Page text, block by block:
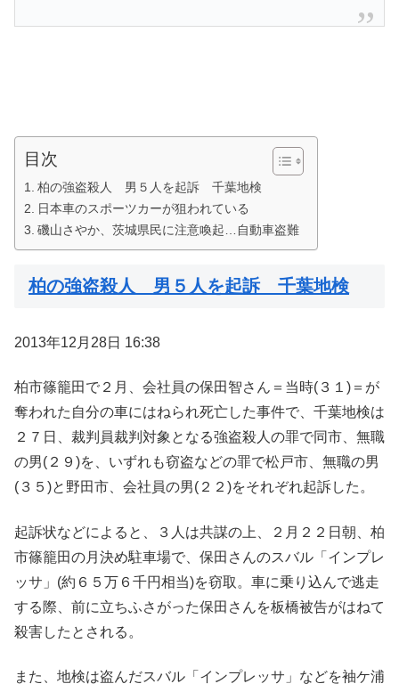
目次
柏の強盗殺人 男５人を起訴 千葉地検
日本車のスポーツカーが狙われている
磯山さやか、茨城県民に注意喚起…自動車盗難
柏の強盗殺人 男５人を起訴 千葉地検
2013年12月28日 16:38
柏市篠籠田で２月、会社員の保田智さん＝当時(３１)＝が
奪われた自分の車にはねられ死亡した事件で、千葉地検は
２７日、裁判員裁判対象となる強盗殺人の罪で同市、無職
の男(２９)を、いずれも窃盗などの罪で松戸市、無職の男
(３５)と野田市、会社員の男(２２)をそれぞれ起訴した。
起訴状などによると、３人は共謀の上、２月２２日朝、柏
市篠籠田の月決め駐車場で、保田さんのスバル「インプレ
ッサ」(約６５万６千円相当)を窃取。車に乗り込んで逃走
する際、前に立ちふさがった保田さんを板橋被告がはねて
殺害したとされる。
また、地検は盗んだスバル「インプレッサ」などを袖ケ浦